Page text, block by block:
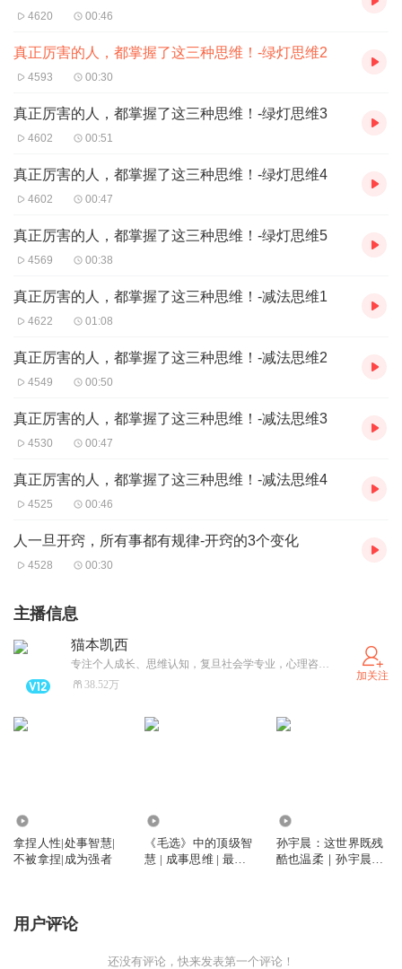
4620 00:46
真正厉害的人，都掌握了这三种思维！-绿灯思维2
4593 00:30
真正厉害的人，都掌握了这三种思维！-绿灯思维3
4602 00:51
真正厉害的人，都掌握了这三种思维！-绿灯思维4
4602 00:47
真正厉害的人，都掌握了这三种思维！-绿灯思维5
4569 00:38
真正厉害的人，都掌握了这三种思维！-减法思维1
4622 01:08
真正厉害的人，都掌握了这三种思维！-减法思维2
4549 00:50
真正厉害的人，都掌握了这三种思维！-减法思维3
4530 00:47
真正厉害的人，都掌握了这三种思维！-减法思维4
4525 00:46
人一旦开窍，所有事都有规律-开窍的3个变化
4528 00:30
主播信息
猫本凯西
专注个人成长、思维认知，复旦社会学专业，心理咨询师，正念冥想带领师，提供在线1对1个人成长赋能和心理咨询，请私信预约；需有声演播赛道1V1指导，请加XiMi主播会员团。祝安好
38.52万
加关注
拿捏人性|处事智慧|
不被拿捏|成为强者
《毛选》中的顶级智
慧 | 成事思维 | 最接
孙宇晨：这世界既残
酷也温柔｜孙宇晨自
用户评论
还没有评论，快来发表第一个评论！